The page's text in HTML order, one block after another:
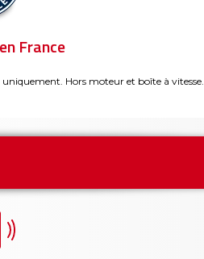
France
Hors moteur et boîte à vitesse.